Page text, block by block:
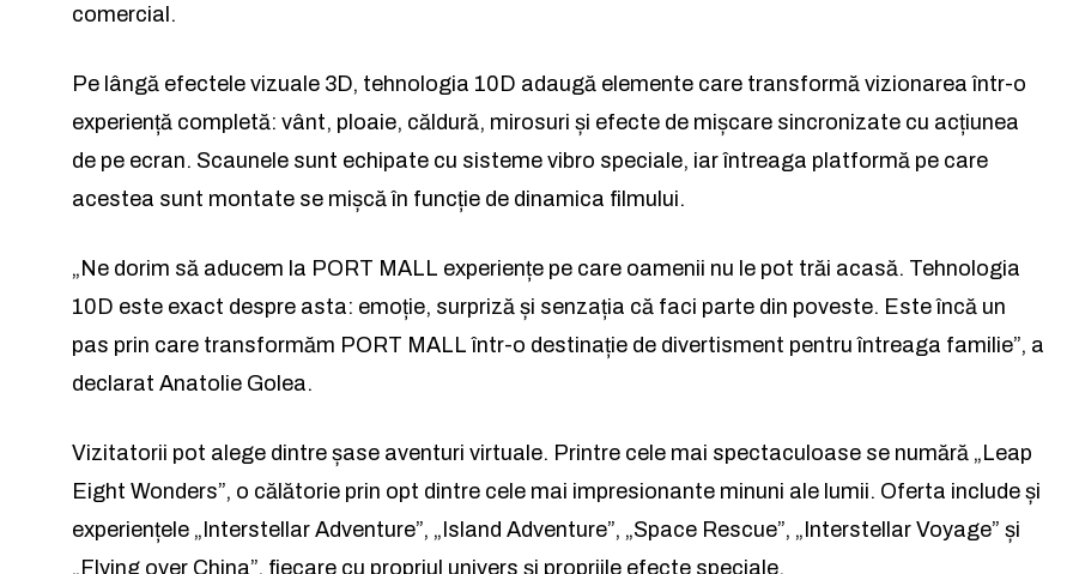
Rămâi conectat la lumea afacerilor și a
Abonează-te la newsletterul The List și citește știrile altfel.
Rămâi conectat la lumea afacerilor și a
Abonează-te la newsletterul The List și citește știrile altfel.
Rămâi conectat la lumea
comercial.
Pe lângă efectele vizuale 3D, tehnologia 10D adaugă elemente care transformă vizionarea într-o
experiență completă: vânt, ploaie, căldură, mirosuri și efecte de mișcare sincronizate cu acțiunea
de pe ecran. Scaunele sunt echipate cu sisteme vibro speciale, iar întreaga platformă pe care
acestea sunt montate se mișcă în funcție de dinamica filmului.
„Ne dorim să aducem la PORT MALL experiențe pe care oamenii nu le pot trăi acasă. Tehnologia
10D este exact despre asta: emoție, surpriză și senzația că faci parte din poveste. Este încă un
pas prin care transformăm PORT MALL într-o destinație de divertisment pentru întreaga familie”, a
declarat Anatolie Golea.
Vizitatorii pot alege dintre șase aventuri virtuale. Printre cele mai spectaculoase se numără „Leap
Eight Wonders”, o călătorie prin opt dintre cele mai impresionante minuni ale lumii. Oferta include și
experiențele „Interstellar Adventure”, „Island Adventure”, „Space Rescue”, „Interstellar Voyage” și
„Flying over China”, fiecare cu propriul univers și propriile efecte speciale.